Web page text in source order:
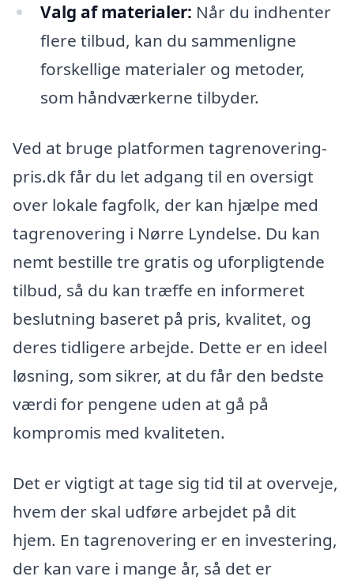
Valg af materialer: Når du indhenter
flere tilbud, kan du sammenligne
forskellige materialer og metoder,
som håndværkerne tilbyder.
Ved at bruge platformen tagrenovering-
pris.dk får du let adgang til en oversigt
over lokale fagfolk, der kan hjælpe med
tagrenovering i Nørre Lyndelse. Du kan
nemt bestille tre gratis og uforpligtende
tilbud, så du kan træffe en informeret
beslutning baseret på pris, kvalitet, og
deres tidligere arbejde. Dette er en ideel
løsning, som sikrer, at du får den bedste
værdi for pengene uden at gå på
kompromis med kvaliteten.
Det er vigtigt at tage sig tid til at overveje,
hvem der skal udføre arbejdet på dit
hjem. En tagrenovering er en investering,
der kan vare i mange år, så det er